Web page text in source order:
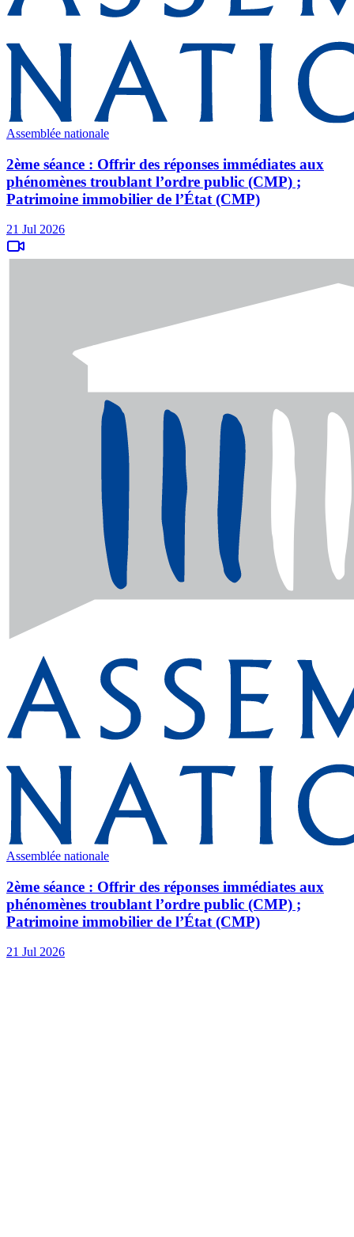
Assemblée nationale
2ème séance : Offrir des réponses immédiates aux
phénomènes troublant l’ordre public (CMP) ;
Patrimoine immobilier de l’État (CMP)
21 Jul 2026
Assemblée nationale
2ème séance : Offrir des réponses immédiates aux
phénomènes troublant l’ordre public (CMP) ;
Patrimoine immobilier de l’État (CMP)
21 Jul 2026